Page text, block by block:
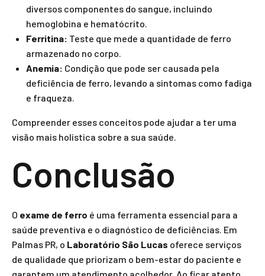
diversos componentes do sangue, incluindo
hemoglobina e hematócrito.
Ferritina: Teste que mede a quantidade de ferro
armazenado no corpo.
Anemia: Condição que pode ser causada pela
deficiência de ferro, levando a sintomas como fadiga
e fraqueza.
Compreender esses conceitos pode ajudar a ter uma
visão mais holística sobre a sua saúde.
Conclusão
O exame de ferro é uma ferramenta essencial para a
saúde preventiva e o diagnóstico de deficiências. Em
Palmas PR, o Laboratório São Lucas oferece serviços
de qualidade que priorizam o bem-estar do paciente e